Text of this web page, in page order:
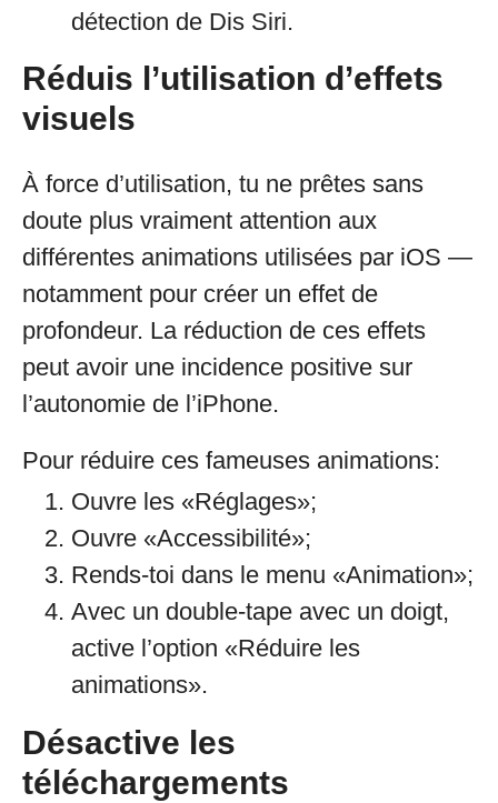
détection de Dis Siri.
Réduis l’utilisation d’effets
visuels
À force d’utilisation, tu ne prêtes sans
doute plus vraiment attention aux
différentes animations utilisées par iOS —
notamment pour créer un effet de
profondeur. La réduction de ces effets
peut avoir une incidence positive sur
l’autonomie de l’iPhone.
Pour réduire ces fameuses animations:
Ouvre les «Réglages»;
Ouvre «Accessibilité»;
Rends-toi dans le menu «Animation»;
Avec un double-tape avec un doigt,
active l’option «Réduire les
animations».
Désactive les
téléchargements